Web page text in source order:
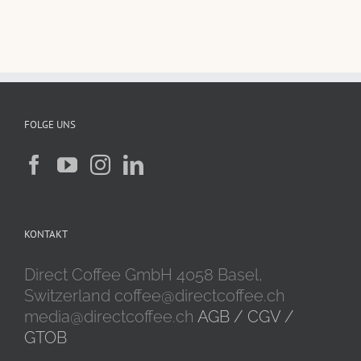
FOLGE UNS
KONTAKT
Direct Coffee GmbH 4058 Basel,
Switzerland coffee@directcoffee.ch
media@directcoffee.ch AGB / CGV /
GTOB